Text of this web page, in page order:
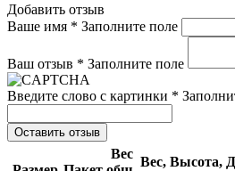
Добавить отзыв
Ваше имя * Заполните поле
Ваш отзыв * Заполните поле
Введите слово с картинки *
Оставить отзыв
Вес
Вес, Высота,